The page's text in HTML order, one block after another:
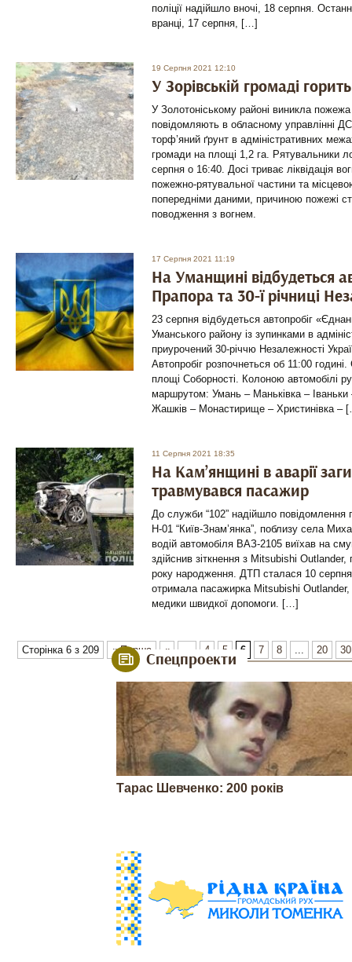
поліції надійшло вночі, 18 серпня.
вранці, 17 серпня, […]
19 Серпня 2021 12:10
У Зорівській громаді
У Золотоніському районі виникла пожежа
повідомляють в обласному управлінні
торф’яний ґрунт в адміністративних
громади на площі 1,2 га. Рятувальники
серпня о 16:40. Досі триває ліквідація
пожежно-рятувальної частини та
попередніми даними, причиною пожежі
поводження з вогнем.
17 Серпня 2021 11:19
На Уманщині відбудеться
Прапора та 30-ї річниці
23 серпня відбудеться автопробіг
Уманського району із зупинками в
приурочений 30-річчю Незалежності
Автопробіг розпочнеться об 11:00
площі Соборності. Колоною автомобілі
маршрутом: Умань – Маньківка –
Жашків – Монастирище – Христинівка –
11 Серпня 2021 18:35
На Кам’янщині в аварії
травмувався пасажир
До служби “102” надійшло повідомлення
Н-01 “Київ-Знам’янка”, поблизу села
водій автомобіля ВАЗ-2105 виїхав на
здійснив зіткнення з Mitsubishi Outlander,
року народження. ДТП сталася 10
отримала пасажирка Mitsubishi Outlander,
медики швидкої допомоги. […]
Сторінка 6 з 209 « Перша « 4 5 6 7 8 ... 20 30
Спецпроекти
Тарас Шевченко: 200 років